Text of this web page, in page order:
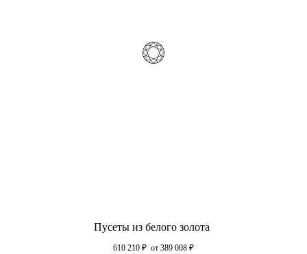
Пусеты из белого золота
610 210 ₽ от 389 008 ₽